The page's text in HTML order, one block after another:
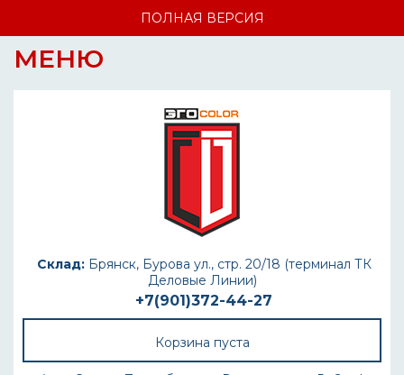
ПОЛНАЯ ВЕРСИЯ
МЕНЮ
Склад:Брянск, Бурова ул., стр. 20/18 (терминал ТК
Деловые Линии)
+7(901)372-44-27
Корзина пуста